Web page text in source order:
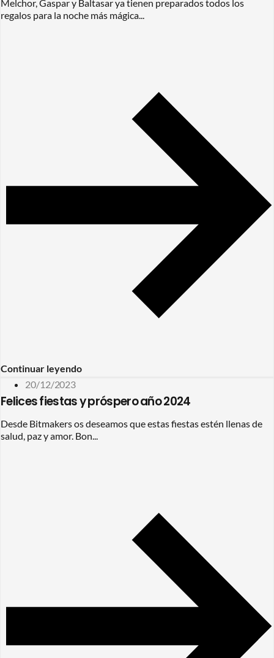
Melchor, Gaspar y Baltasar ya tienen preparados todos los
regalos para la noche más mágica...
Continuar leyendo
20/12/2023
Felices fiestas y próspero año 2024
Desde Bitmakers os deseamos que estas fiestas estén llenas de
salud, paz y amor. Bon...